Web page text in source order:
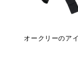
オークリーのア